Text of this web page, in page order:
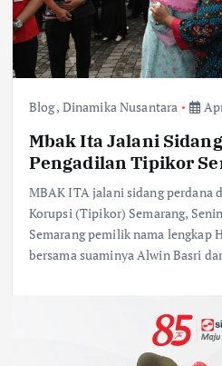
Blog, Dinamika Nusantara
Mbak Ita Jalani
Pengadilan Tipikor
MBAK ITA jalani sidang perdana
Korupsi (Tipikor) Semarang,
Semarang pemilik nama lengkap
bersama suaminya Alwin Basri